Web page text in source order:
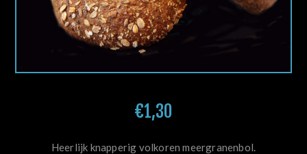
€1,30
Heerlijk knapperig volkoren meergranenbol.